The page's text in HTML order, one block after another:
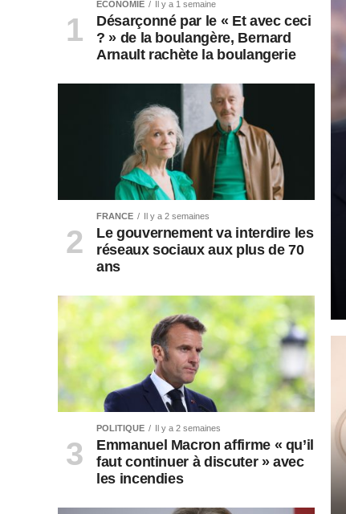
ECONOMIE Il y a 1 semaine
Désarçonné par le « Et avec ceci
? » de la boulangère, Bernard
Arnault rachète la boulangerie
FRANCE Il y a 2 semaines
Le gouvernement va interdire les
réseaux sociaux aux plus de 70
ans
POLITIQUE Il y a 2 semaines
Emmanuel Macron affirme « qu’il
faut continuer à discuter » avec
les incendies